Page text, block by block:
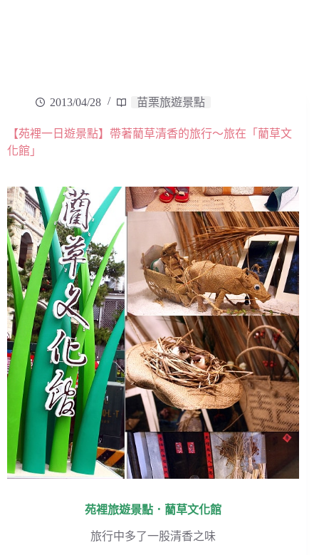
2013/04/28 苗栗旅遊景點
【苑裡一日遊景點】帶著藺草清香的旅行～旅在「藺草文
化館」
苑裡旅遊景點 ． 藺草文化館
旅行中多了一股清香之味